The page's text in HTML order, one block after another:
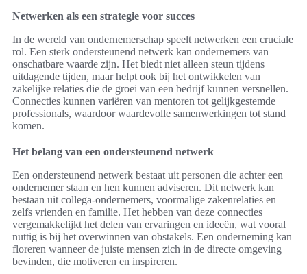
Netwerken als een strategie voor succes
In de wereld van ondernemerschap speelt netwerken een cruciale
rol. Een sterk ondersteunend netwerk kan ondernemers van
onschatbare waarde zijn. Het biedt niet alleen steun tijdens
uitdagende tijden, maar helpt ook bij het ontwikkelen van
zakelijke relaties die de groei van een bedrijf kunnen versnellen.
Connecties kunnen variëren van mentoren tot gelijkgestemde
professionals, waardoor waardevolle samenwerkingen tot stand
komen.
Het belang van een ondersteunend netwerk
Een ondersteunend netwerk bestaat uit personen die achter een
ondernemer staan en hen kunnen adviseren. Dit netwerk kan
bestaan uit collega-ondernemers, voormalige zakenrelaties en
zelfs vrienden en familie. Het hebben van deze connecties
vergemakkelijkt het delen van ervaringen en ideeën, wat vooral
nuttig is bij het overwinnen van obstakels. Een onderneming kan
floreren wanneer de juiste mensen zich in de directe omgeving
bevinden, die motiveren en inspireren.